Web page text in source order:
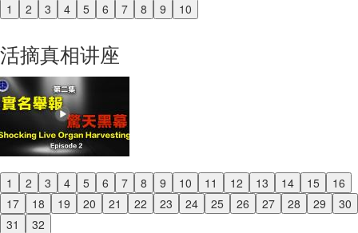
1 2 3 4 5 6 7 8 9 10
Previous
活摘真相讲座
1 2 3 4 5 6 7 8 9 10 11 12 13 14 15
16
17
18 19 20 21 22 23 24 25 26 27 28 29
30
31
32
Previous
Next